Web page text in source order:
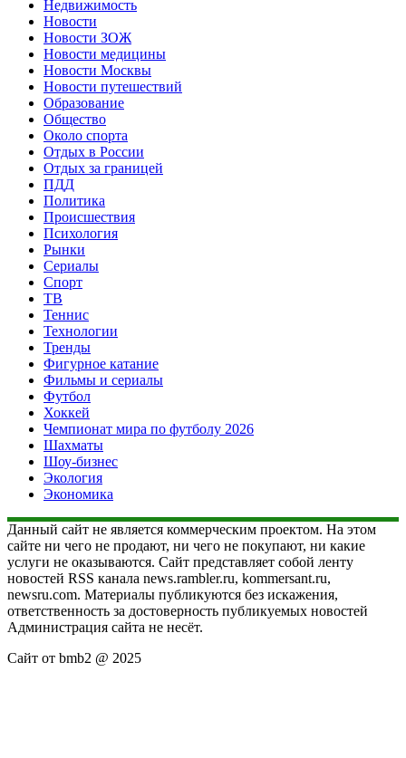
Недвижимость
Новости
Новости ЗОЖ
Новости медицины
Новости Москвы
Новости путешествий
Образование
Общество
Около спорта
Отдых в России
Отдых за границей
ПДД
Политика
Происшествия
Психология
Рынки
Сериалы
Спорт
ТВ
Теннис
Технологии
Тренды
Фигурное катание
Фильмы и сериалы
Футбол
Хоккей
Чемпионат мира по футболу 2026
Шахматы
Шоу-бизнес
Экология
Экономика
Данный сайт не является коммерческим проектом. На этом
сайте ни чего не продают, ни чего не покупают, ни какие
услуги не оказываются. Сайт представляет собой ленту
новостей RSS канала news.rambler.ru, kommersant.ru,
newsru.com. Материалы публикуются без искажения,
ответственность за достоверность публикуемых новостей
Администрация сайта не несёт.
Сайт от bmb2 @ 2025